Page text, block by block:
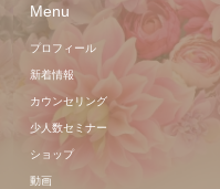
Menu
プロフィール
新着情報
カウンセリング
少人数セミナー
ショップ
動画